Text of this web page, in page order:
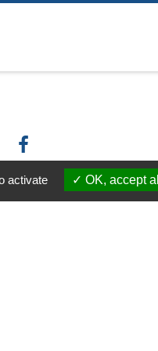
activate OK, accept all